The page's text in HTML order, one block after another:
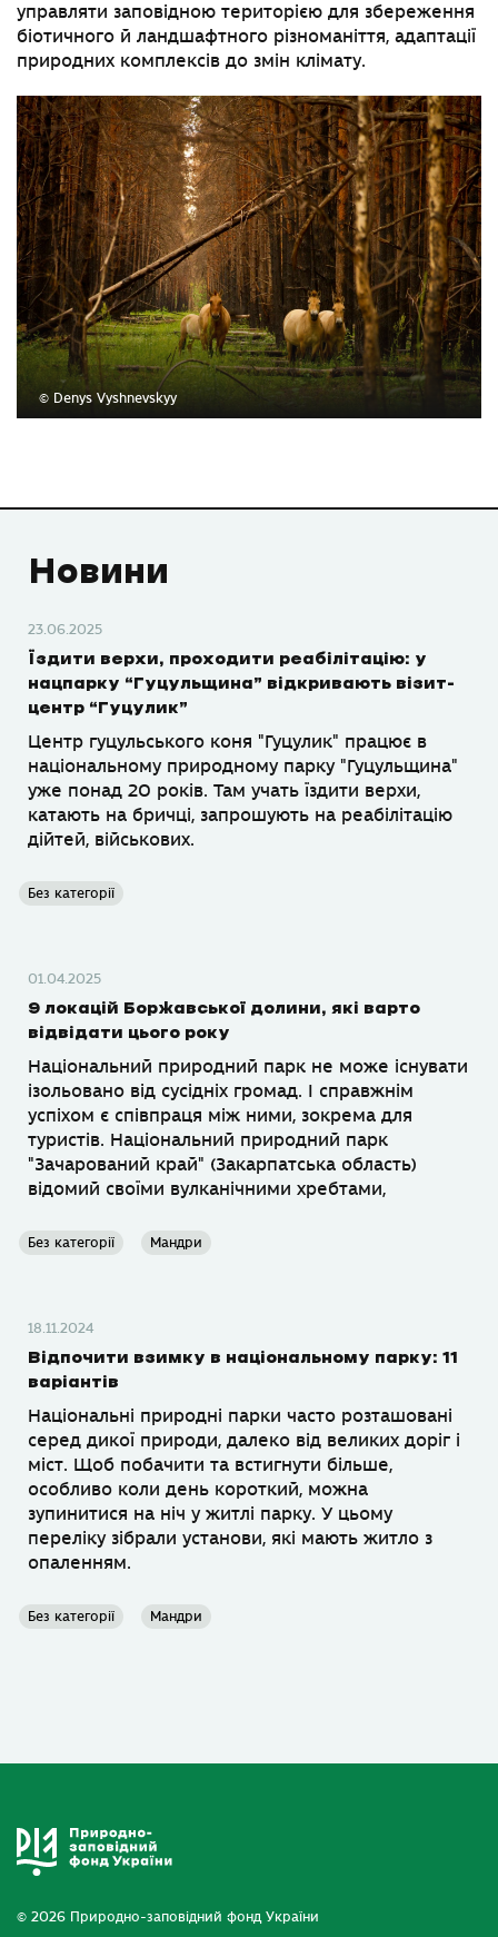
управляти заповідною територією для збереження
біотичного й ландшафтного різноманіття, адаптації
природних комплексів до змін клімату.
© Denys Vyshnevskyy
Новини
23.06.2025
Їздити верхи, проходити реабілітацію: у
нацпарку “Гуцульщина” відкривають візит-
центр “Гуцулик”
Центр гуцульського коня "Гуцулик" працює в
національному природному парку "Гуцульщина"
уже понад 20 років. Там учать їздити верхи,
катають на бричці, запрошують на реабілітацію
дійтей, військових.
Без категорії
01.04.2025
9 локацій Боржавської долини, які варто
відвідати цього року
Національний природний парк не може існувати
ізольовано від сусідніх громад. І справжнім
успіхом є співпраця між ними, зокрема для
туристів. Національний природний парк
"Зачарований край" (Закарпатська область)
відомий своїми вулканічними хребтами,
Без категорії Мандри
18.11.2024
Відпочити взимку в національному парку: 11
варіантів
Національні природні парки часто розташовані
серед дикої природи, далеко від великих доріг і
міст. Щоб побачити та встигнути більше,
особливо коли день короткий, можна
зупинитися на ніч у житлі парку. У цьому
переліку зібрали установи, які мають житло з
опаленням.
Без категорії Мандри
© 2026 Природно-заповідний фонд України